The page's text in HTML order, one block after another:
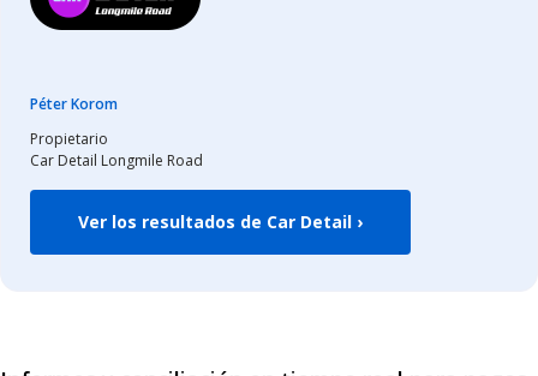
Péter Korom
Propietario
Car Detail Longmile Road
Ver los resultados de Car Detail ›